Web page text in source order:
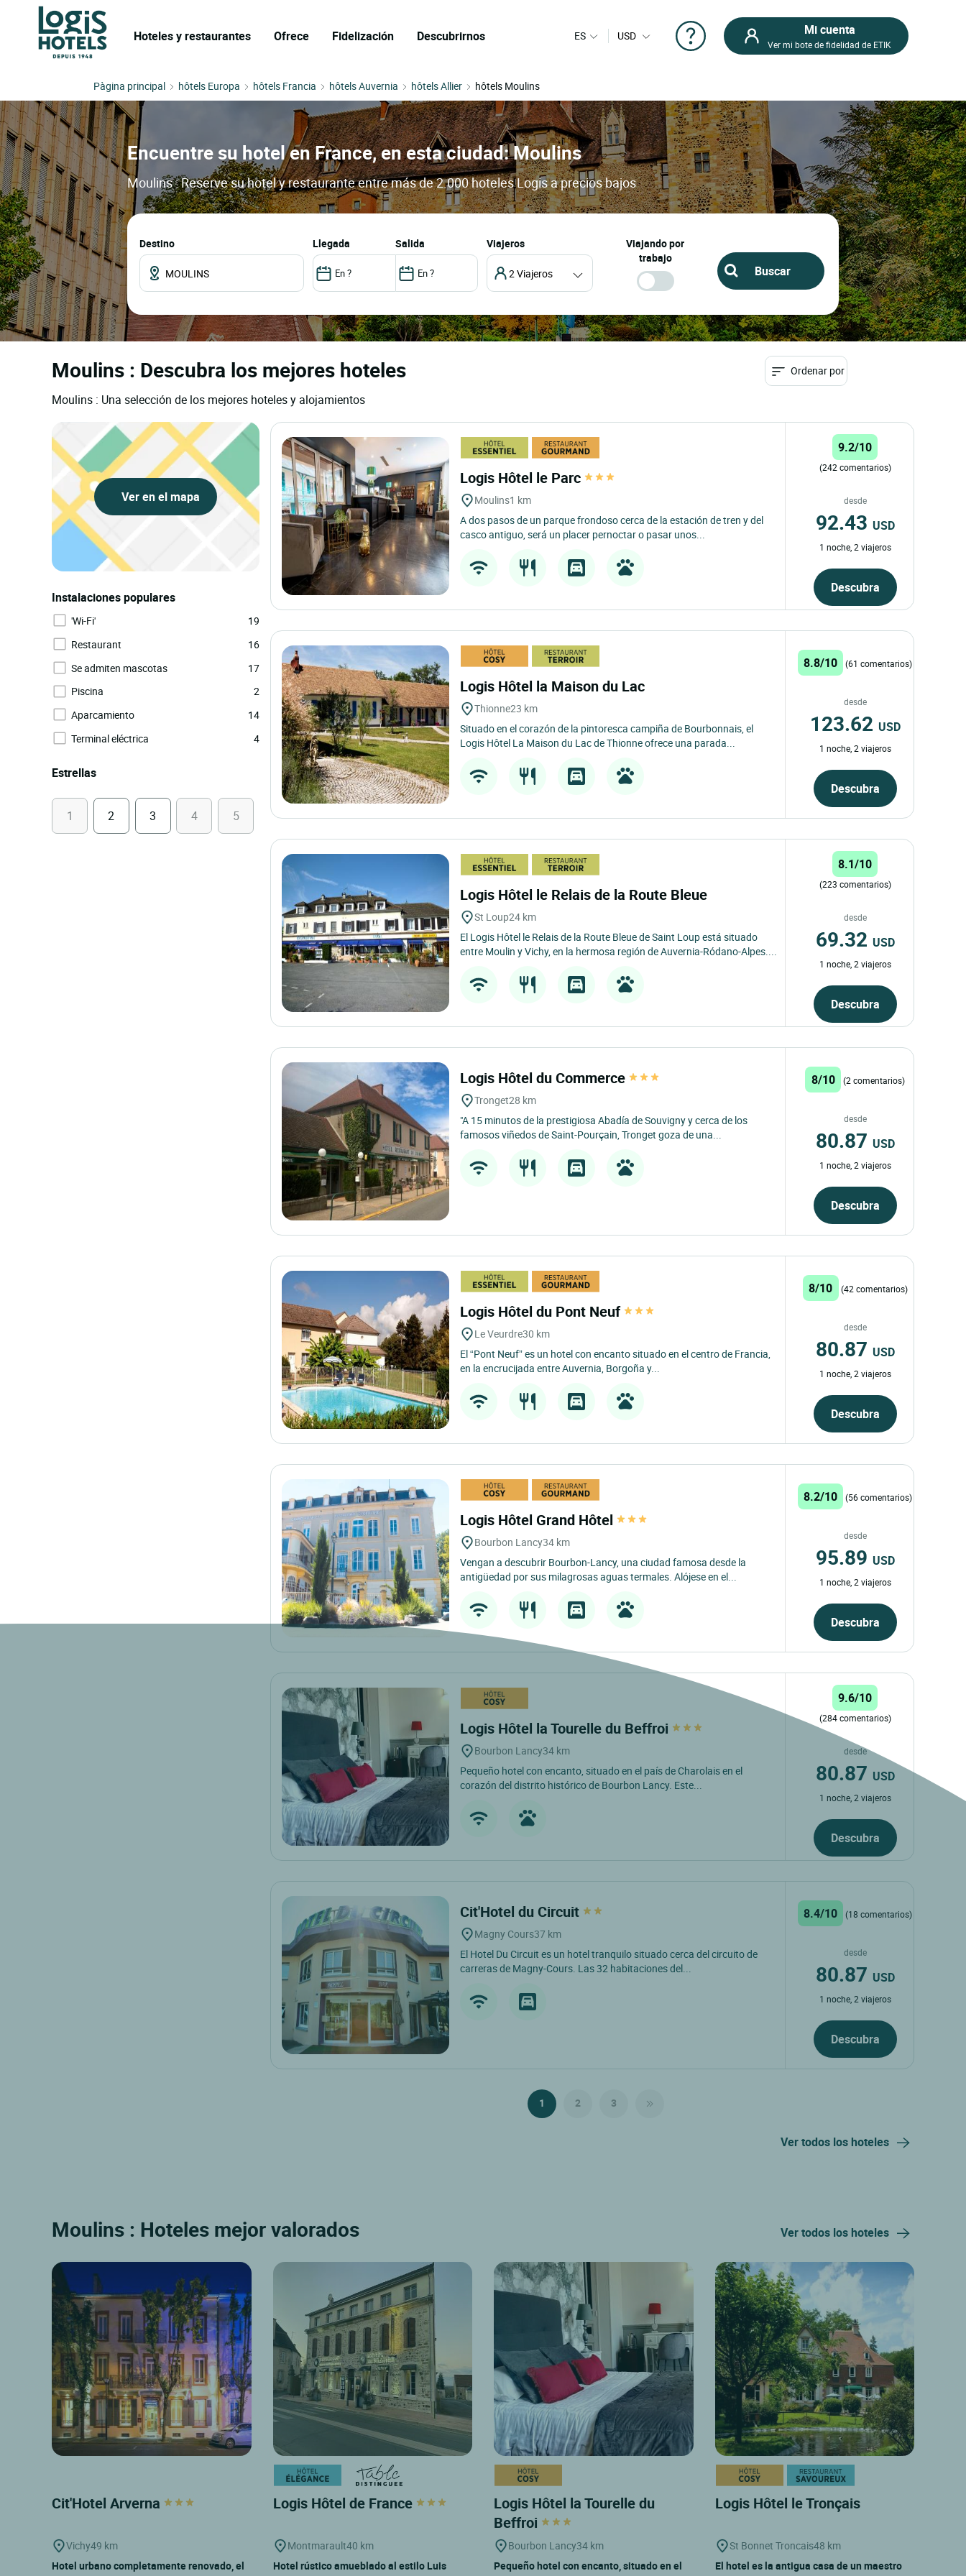
Hoteles y restaurantes Ofrece Fidelización Descubrirnos ES USD Mi cuenta
Ver mi bote de fidelidad de ETIK
Pàgina principal hôtels Europa hôtels Francia hôtels Auvernia hôtels Allier hôtels Moulins
Encuentre su hotel en France, en esta ciudad: Moulins
Moulins : Reserve su hotel y restaurante entre más de 2.000 hoteles Logis a precios bajos
Destino llegada salida Viajeros
2 Viajeros
Viajando por
trabajo
Moulins : Descubra los mejores hoteles
Moulins : Una selección de los mejores hoteles y alojamientos
Ordenar por
Ver en el mapa
Instalaciones populares
'Wi-Fi'
19
Restaurant
16
Se admiten mascotas
17
Piscina
2
Aparcamiento
14
Terminal eléctrica
4
Estrellas
1 2 3 4 5
Logis Hôtel le Parc
Moulins1 km
A dos pasos de un parque frondoso cerca de la estación de tren y del
casco antiguo, será un placer pernoctar o pasar unos...
9.2/10
(242 comentarios)
desde
92.43 USD
1 noche, 2 viajeros
Descubra
Logis Hôtel la Maison du Lac
Thionne23 km
Situado en el corazón de la pintoresca campiña de Bourbonnais, el
Logis Hôtel La Maison du Lac de Thionne ofrece una parada...
8.8/10 (61 comentarios)
desde
123.62 USD
1 noche, 2 viajeros
Descubra
Logis Hôtel le Relais de la Route Bleue
St Loup24 km
El Logis Hôtel le Relais de la Route Bleue de Saint Loup está situado
entre Moulin y Vichy, en la hermosa región de Auvernia-Ródano-Alpes....
8.1/10
(223 comentarios)
desde
69.32 USD
1 noche, 2 viajeros
Descubra
Logis Hôtel du Commerce
Tronget28 km
"A 15 minutos de la prestigiosa Abadía de Souvigny y cerca de los
famosos viñedos de Saint-Pourçain, Tronget goza de una...
8/10 (2 comentarios)
desde
80.87 USD
1 noche, 2 viajeros
Descubra
Logis Hôtel du Pont Neuf
Le Veurdre30 km
El “Pont Neuf” es un hotel con encanto situado en el centro de Francia,
en la encrucijada entre Auvernia, Borgoña y...
8/10 (42 comentarios)
desde
80.87 USD
1 noche, 2 viajeros
Descubra
Logis Hôtel Grand Hôtel
Bourbon Lancy34 km
Vengan a descubrir Bourbon-Lancy, una ciudad famosa desde la
antigüedad por sus milagrosas aguas termales. Alójese en el...
8.2/10 (56 comentarios)
desde
95.89 USD
1 noche, 2 viajeros
Descubra
Logis Hôtel la Tourelle du Beffroi
Bourbon Lancy34 km
Pequeño hotel con encanto, situado en el país de Charolais en el
corazón del distrito histórico de Bourbon Lancy. Este...
9.6/10
(284 comentarios)
desde
80.87 USD
1 noche, 2 viajeros
Descubra
Cit'Hotel du Circuit
Magny Cours37 km
El Hotel Du Circuit es un hotel tranquilo situado cerca del circuito de
carreras de Magny-Cours. Las 32 habitaciones del...
8.4/10 (18 comentarios)
desde
80.87 USD
1 noche, 2 viajeros
Descubra
1 2 3
Ver todos los hoteles
Moulins : Hoteles mejor valorados Ver todos los hoteles
Cit'Hotel Arverna
Vichy49 km
Hotel urbano completamente renovado, el
Logis Hôtel de France
Montmarault40 km
Hotel rústico amueblado al estilo Luis
Logis Hôtel la Tourelle du
Beffroi
Bourbon Lancy34 km
Pequeño hotel con encanto, situado en el
Logis Hôtel le Tronçais
St Bonnet Troncais48 km
El hotel es la antigua casa de un maestro